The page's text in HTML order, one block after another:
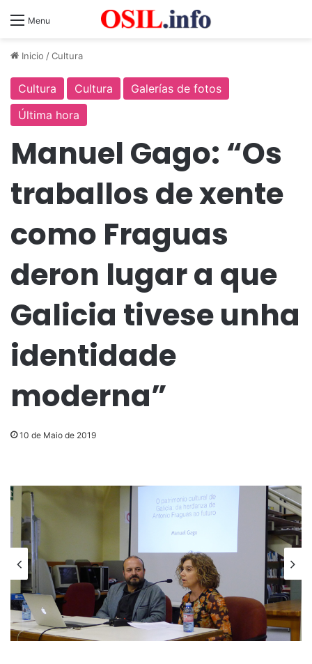
Menu
Inicio /Cultura
Cultura Cultura
Galerías de fotos
Última hora
Manuel Gago: “Os
traballos de xente
como Fraguas
deron lugar a que
Galicia tivese unha
identidade
moderna”
10 de Maio de 2019